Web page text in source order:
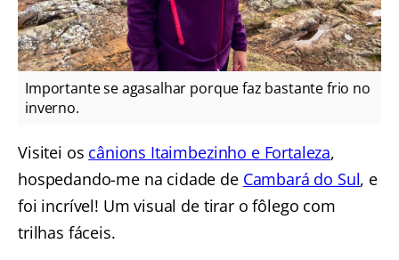
Importante se agasalhar porque faz bastante frio no
inverno.
Visitei os cânions Itaimbezinho e Fortaleza,
hospedando-me na cidade de Cambará do Sul, e
foi incrível! Um visual de tirar o fôlego com
trilhas fáceis.